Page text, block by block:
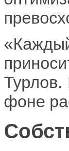
фоне